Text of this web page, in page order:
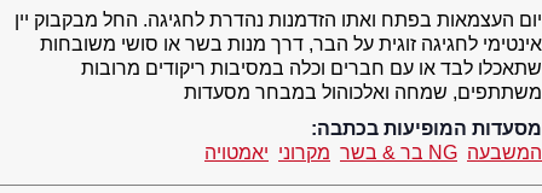
יום העצמאות בפתח ואתו הזדמנות נהדרת לחגיגה. החל מבקבוק יין
אינטימי לחגיגה זוגית על הבר, דרך מנות בשר או סושי משובחות
שתאכלו לבד או עם חברים וכלה במסיבות ריקודים מרובות
משתתפים, שמחה ואלכוהול במבחר מסעדות
מסעדות המופיעות בכתבה:
המשבעה NG בר & בשר מקרוני יאמטויה